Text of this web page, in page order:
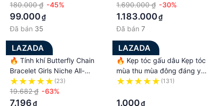
180.000 ₫ -45%
99.000₫
Đã bán 35
Celestial - 111352-MTMT
1.690.000 ₫ -30%
1.183.000₫
Đã bán 7
LAZADA
🔥 Tính khí Butterfly Chain
Bracelet Girls Niche All-
match Thiết kế Vòng tay bạn
gái cao cấp YVETTERY
(23)
19.682 ₫ -63%
7.196₫
LAZADA
🔥 Kẹp tóc gấu dâu Kẹp tóc
mùa thu mùa đông đáng yêu
Kẹp tóc đuôi ngựa cô gái
(131)
1.000₫